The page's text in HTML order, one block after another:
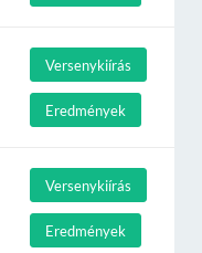
Versenykiírás
Eredmények
Versenykiírás
Eredmények